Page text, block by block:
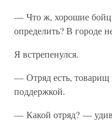
— Что ж, хорошие
определить? В городе
Я встрепенулся.
— Отряд есть, товарищ
поддержкой.
— Какой отряд? —